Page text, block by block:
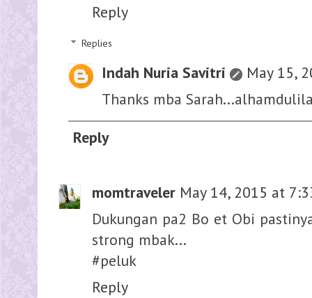
Reply
Replies
Indah Nuria Savitri
May 15,
Thanks mba
Reply
momtraveler May 14, 2015 at
Dukungan pa2 Bo et Obi
strong mbak...
#peluk
Reply